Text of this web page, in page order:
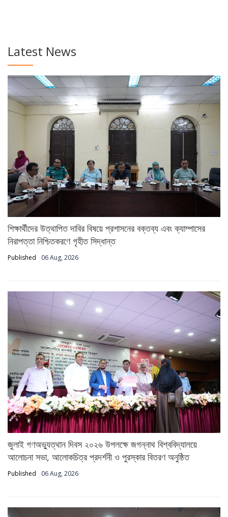
Latest News
শিক্ষার্থীদের উত্থাপিত দাবির বিষয়ে প্রশাসনের বক্তব্য এবং ক্যাম্পাসের
নিরাপত্তা নিশ্চিতকরণে গৃহীত সিদ্ধান্ত
Published 06 Aug, 2026
জুলাই গণঅভ্যুত্থান দিবস ২০২৬ উপলক্ষে জগন্নাথ বিশ্ববিদ্যালয়ে
আলোচনা সভা, আলোকচিত্র প্রদর্শনী ও পুরস্কার বিতরণ অনুষ্ঠিত
Published 06 Aug, 2026